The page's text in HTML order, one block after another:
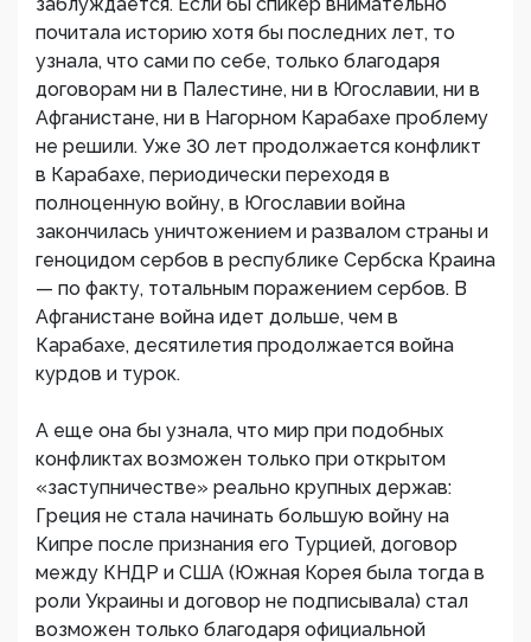
почитала историю хотя бы последних лет, то
узнала, что сами по себе, только благодаря
договорам ни в Палестине, ни в Югославии, ни в
Афганистане, ни в Нагорном Карабахе проблему
не решили. Уже 30 лет продолжается конфликт
в Карабахе, периодически переходя в
полноценную войну, в Югославии война
закончилась уничтожением и развалом страны и
геноцидом сербов в республике Сербска Краина
— по факту, тотальным поражением сербов. В
Афганистане война идет дольше, чем в
Карабахе, десятилетия продолжается война
курдов и турок.
А еще она бы узнала, что мир при подобных
конфликтах возможен только при открытом
«заступничестве» реально крупных держав:
Греция не стала начинать большую войну на
Кипре после признания его Турцией, договор
между КНДР и США (Южная Корея была тогда в
роли Украины и договор не подписывала) стал
возможен только благодаря официальной